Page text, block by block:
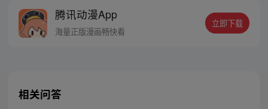
人…六十年后，他再次破石而出，背负着守
护族人的希望和信念打败了妖怪大道的霸
腾讯动漫App
海量正版漫画畅快看
立即下载
相关问答